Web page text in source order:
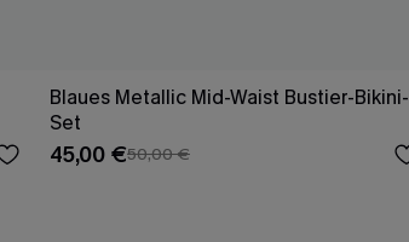
Blaues Metallic Mid-Waist Bustier-Bikini-
Set
45,00 €50,00 €